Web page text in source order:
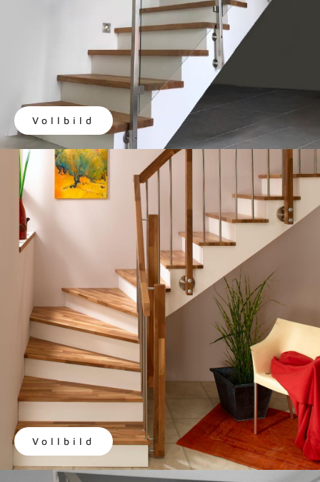
Vollbild
Vollbild